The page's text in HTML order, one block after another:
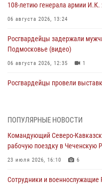
108‑летию генерала армии И.К.
06 августа 2026, 13:24
Росгвардейцы задержали
Подмосковье (видео)
06 августа 2026, 12:35 1
Росгвардейцы провели
второй годовщине вторжения
06 августа 2026, 11:56
угрожавшего подростку
ПОПУЛЯРНЫЕ НОВОСТИ
Командующий Северо-
рабочую поездку в Чеченскую
23 июля 2026, 16:10 6
Сотрудники и военнослужащие